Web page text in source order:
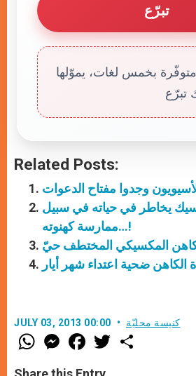
تبرّع
بخمس لغات، يموّلها
تبرّع
Related Posts:
وجدوا مفتاح الدعوات
يخاطر في حياته في سبيل
ممارسة كهنوته…!
المكسيكي المختطف حيّ
الكاهن ضحية اعتداء شهر أيار
JULY 03, 2013 00:00 كنيسة محليّة
W
h
t
M
e
s
F
a
e
w